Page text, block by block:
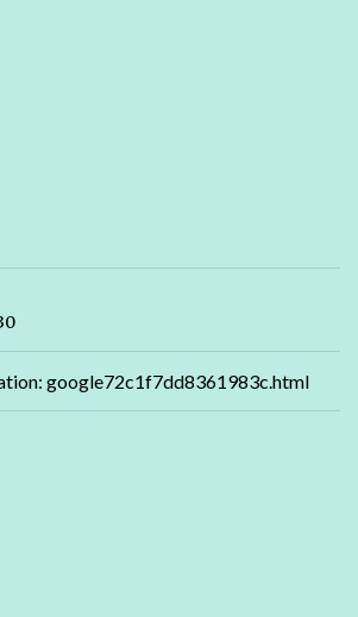
google72c1f7dd8361983c.html